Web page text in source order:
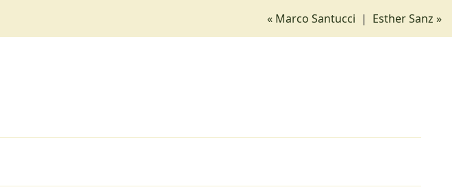
« Marco Santucci | Esther Sanz »